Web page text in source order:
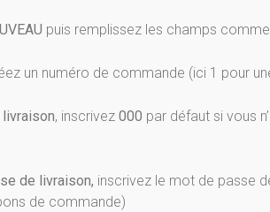
puis remplissez les champs
un numéro de commande (ici 1 pour
, inscrivez 000 par défaut si vous
de livraison, inscrivez le mot de passe
de commande)